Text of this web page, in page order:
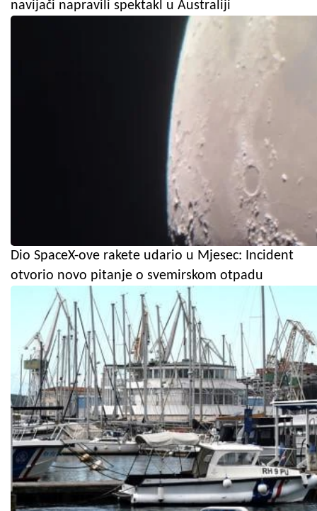
navijači napravili spektakl u Australiji
Dio SpaceX-ove rakete udario u Mjesec: Incident
otvorio novo pitanje o svemirskom otpadu